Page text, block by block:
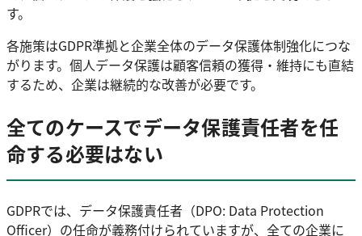
す。
各施策はGDPR準拠と企業全体のデータ保護体制強化につな
がります。個人データ保護は顧客信頼の獲得・維持にも直結
するため、企業は継続的な改善が必要です。
全てのケースでデータ保護責任者を任
命する必要はない
GDPRでは、データ保護責任者（DPO: Data Protection
Officer）の任命が義務付けられていますが、全ての企業に